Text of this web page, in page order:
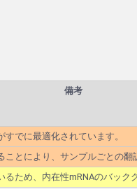
備考
でに最適化されています。
とにより、サンプルごとの翻
ため、内在性mRNAのバック